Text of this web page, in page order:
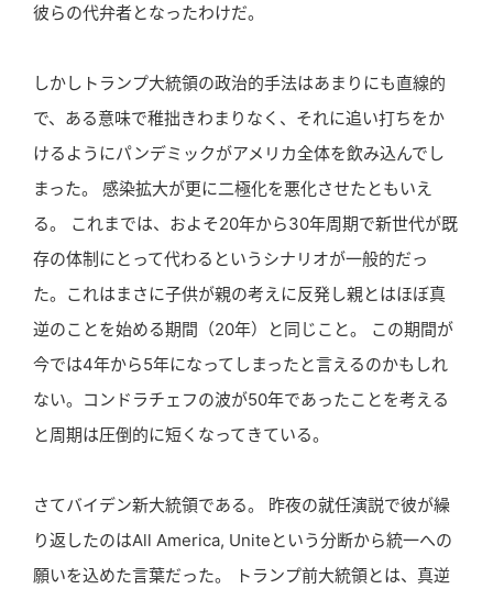
彼らの代弁者となったわけだ。
しかしトランプ大統領の政治的手法はあまりにも直線的
で、ある意味で稚拙きわまりなく、それに追い打ちをか
けるようにパンデミックがアメリカ全体を飲み込んでし
まった。 感染拡大が更に二極化を悪化させたともいえ
る。 これまでは、およそ20年から30年周期で新世代が既
存の体制にとって代わるというシナリオが一般的だっ
た。これはまさに子供が親の考えに反発し親とはほぼ真
逆のことを始める期間（20年）と同じこと。 この期間が
今では4年から5年になってしまったと言えるのかもしれ
ない。コンドラチェフの波が50年であったことを考える
と周期は圧倒的に短くなってきている。
さてバイデン新大統領である。 昨夜の就任演説で彼が繰
り返したのはAll America, Uniteという分断から統一への
願いを込めた言葉だった。 トランプ前大統領とは、真逆